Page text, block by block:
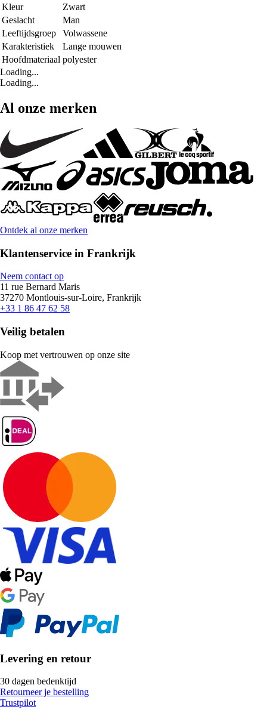
Kleur
Zwart
Geslacht
Man
Leeftijdsgroep
Volwassene
Karakteristiek
Lange mouwen
Hoofdmateriaal polyester
Loading...
Loading...
Al onze merken
Ontdek al onze merken
Klantenservice in Frankrijk
Neem contact op
11 rue Bernard Maris
37270 Montlouis-sur-Loire, Frankrijk
+33 1 86 47 62 58
Veilig betalen
Koop met vertrouwen op onze site
Levering en retour
30 dagen bedenktijd
Retourneer je bestelling
Trustpilot